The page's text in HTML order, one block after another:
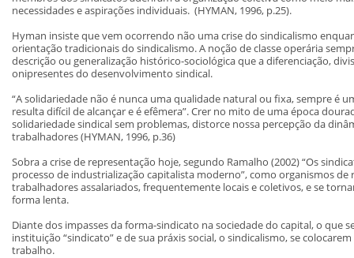
necessidades e aspirações individuais. (HYMAN, 1996, p.25).
Hyman insiste que vem ocorrendo não uma crise do sindicalismo
orientação tradicionais do sindicalismo. A noção de classe operária
descrição ou generalização histórico-sociológica que a diferenciação,
onipresentes do desenvolvimento sindical.
“A solidariedade não é nunca uma qualidade natural ou fixa, sempre é
resulta difícil de alcançar e é efêmera”. Crer no mito de uma época
solidariedade sindical sem problemas, distorce nossa percepção da
trabalhadores (HYMAN, 1996, p.36)
Sobra a crise de representação hoje, segundo Ramalho (2002) “Os
processo de industrialização capitalista moderno”, como organismos de
trabalhadores assalariados, frequentemente locais e coletivos, e se
forma lenta.
Diante dos impasses da forma-sindicato na sociedade do capital, o que
instituição “sindicato” e de sua práxis social, o sindicalismo, se
trabalho.